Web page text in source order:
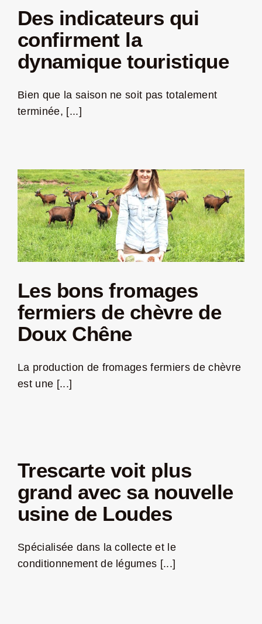
Des indicateurs qui
confirment la
dynamique touristique
Bien que la saison ne soit pas totalement
terminée, [...]
Les bons fromages
fermiers de chèvre de
Doux Chêne
La production de fromages fermiers de chèvre
est une [...]
Trescarte voit plus
grand avec sa nouvelle
usine de Loudes
Spécialisée dans la collecte et le
conditionnement de légumes [...]